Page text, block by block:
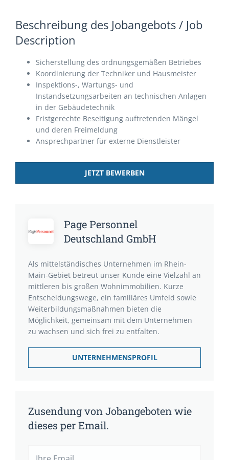
Beschreibung des Jobangebots / Job
Description
Sicherstellung des ordnungsgemäßen Betriebes
Koordinierung der Techniker und Hausmeister
Inspektions-, Wartungs- und
Instandsetzungsarbeiten an technischen Anlagen
in der Gebäudetechnik
Fristgerechte Beseitigung auftretenden Mängel
und deren Freimeldung
Ansprechpartner für externe Dienstleister
JETZT BEWERBEN
Page Personnel
Deutschland GmbH
Als mittelständisches Unternehmen im Rhein-
Main-Gebiet betreut unser Kunde eine Vielzahl an
mittleren bis großen Wohnimmobilien. Kurze
Entscheidungswege, ein familiäres Umfeld sowie
Weiterbildungsmaßnahmen bieten die
Möglichkeit, gemeinsam mit dem Unternehmen
zu wachsen und sich frei zu entfalten.
UNTERNEHMENSPROFIL
Zusendung von Jobangeboten wie
dieses per Email.